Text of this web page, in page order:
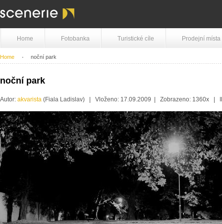
Home Fotobanka Turistické cíle Prodejní místa
Home noční park
noční park
Autor: akvarista (Fiala Ladislav) | Vloženo: 17.09.2009 | Zobrazeno: 1360x |